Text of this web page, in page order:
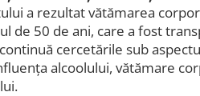
a rezultat vătămarea
de 50 de ani, care a fost
cercetările sub
alcoolului, vătămare